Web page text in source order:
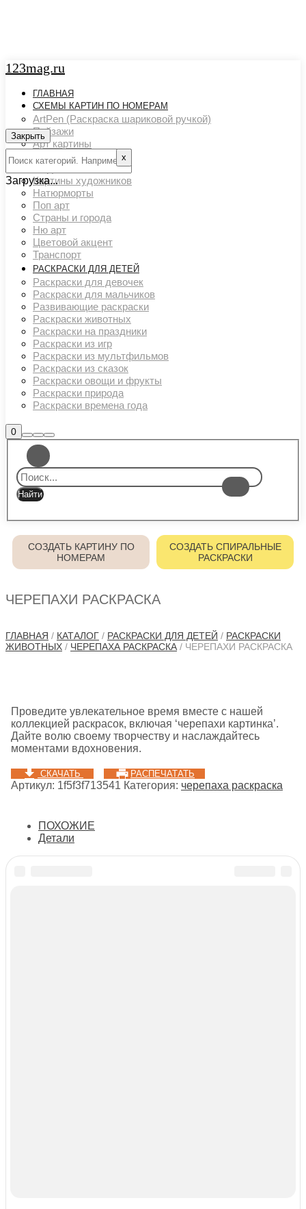
123mag.ru
ГЛАВНАЯ
СХЕМЫ КАРТИН ПО НОМЕРАМ
ArtPen (Раскраска шариковой ручкой)
Пейзажи
Арт картины
Животный мир
Картины художников
Натюрморты
Поп арт
Страны и города
Ню арт
Цветовой акцент
Транспорт
РАСКРАСКИ ДЛЯ ДЕТЕЙ
Раскраски для девочек
Раскраски для мальчиков
Развивающие раскраски
Раскраски животных
Раскраски на праздники
Раскраски из игр
Раскраски из мультфильмов
Раскраски из сказок
Раскраски овощи и фрукты
Раскраски природа
Раскраски времена года
0Боковая
панель
магазина
Найти
Больше
информации
Главное
меню
СОЗДАТЬ КАРТИНУ ПО
НОМЕРАМ
СОЗДАТЬ СПИРАЛЬНЫЕ
РАСКРАСКИ
ЧЕРЕПАХИ РАСКРАСКА
ГЛАВНАЯ / КАТАЛОГ / РАСКРАСКИ ДЛЯ ДЕТЕЙ / РАСКРАСКИ
ЖИВОТНЫХ / ЧЕРЕПАХА РАСКРАСКА/ ЧЕРЕПАХИ РАСКРАСКА
Проведите увлекательное время вместе с нашей
коллекцией раскрасок, включая ‘черепахи картинка’.
Дайте волю своему творчеству и наслаждайтесь
моментами вдохновения.
СКАЧАТЬ РАСПЕЧАТАТЬ
Артикул: 1f5f3f713541 Категория: черепаха раскраска
ПОХОЖИЕ
Детали
Закрыть
х
Загрузка...